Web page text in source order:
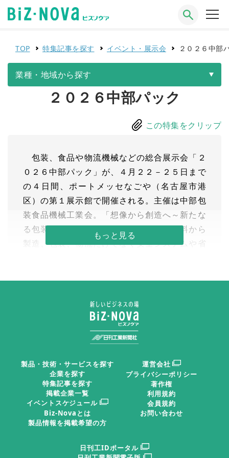
TOP 特集記事を探す イベント・展示会 ２０２６中部
業種・地域から探す
２０２６中部パック
この特集をクリップ
包装、食品や物流機械などの総合展示会「２
０２６中部パック」が、４月２２－２５日まで
の４日間、ポートメッセなごや（名古屋市港
区）の第１展示館で開催される。主催は中部包
装食品機械工業会。「想像から創造へ～新たな
る包装のカタチ～」をテーマに、食品原料から
製造、包装、物流だけでなく安全システムや省
の来場者登録が必要。
日刊工業新聞2026年04月21日 掲載
食と包装の工程を変える最新技術が
安全・衛生分野の注目度も高
中部パックは、１９７９年
に「名古屋包装・食品機械
に関する総合展示会。２年に
製品・技術・サービスを探す
企業を探す
特集記事を探す
掲載企業一覧
イベントスケジュール
Biz-Novaとは
製品情報を掲載希望の方
運営会社
プライバシーポリシー
著作権
利用規約
会員規約
お問い合わせ
日刊工IDポータル